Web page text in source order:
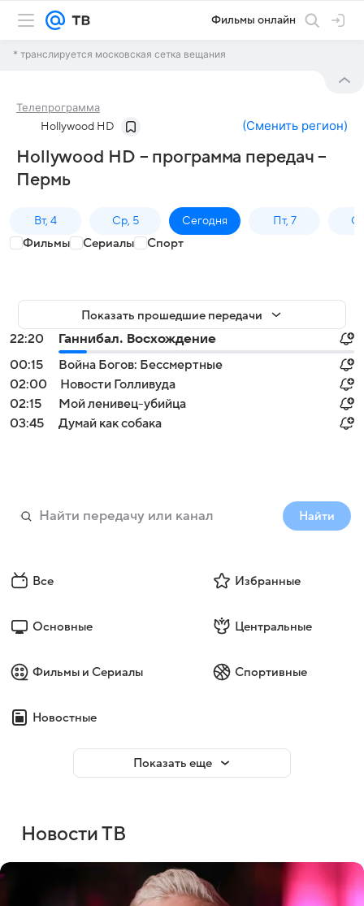
Фильмы онлайн
* транслируется московская сетка вещания
Телепрограмма
Hollywood HD (Сменить регион)
Hollywood HD – программа передач –
Пермь
Вт, 4 Ср, 5 Сегодня Пт, 7
Фильмы Сериалы Спорт
Показать прошедшие передачи
22:20
Ганнибал. Восхождение
00:15
Война Богов: Бессмертные
02:00
Новости Голливуда
02:15
Мой ленивец-убийца
03:45
Думай как собака
Найти
Все Избранные
Основные Центральные
Фильмы и Сериалы Спортивные
Новостные
Показать еще
Новости ТВ